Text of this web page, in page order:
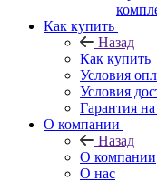
Как купить
Назад
Как купить
Условия
Условия
Гарантия
О компании
Назад
О компании
О нас